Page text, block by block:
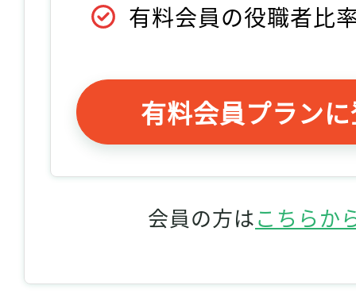
有料会員の役職者比
有料会員プラン
会員の方はこちらか